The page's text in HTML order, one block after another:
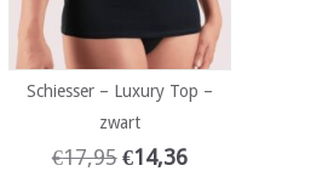
Schiesser – Luxury Top –
zwart
€17,95 €14,36